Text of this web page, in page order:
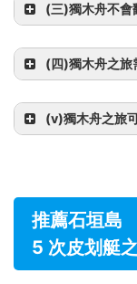
(三)獨木舟不會
(四)獨木舟之旅
(v)獨木舟之旅
推薦石垣島
5 次皮划艇之